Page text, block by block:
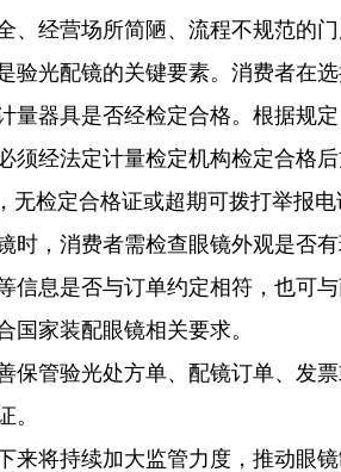
经营场所简陋、流程不规范的门
验光配镜的关键要素。消费者在
量器具是否经检定合格。根据规
须经法定计量检定机构检定合格
检定合格证或超期可拨打举报电
时，消费者需检查眼镜外观是否
信息是否与订单约定相符，也可
国家装配眼镜相关要求。
保管验光处方单、配镜订单、发
。
来将持续加大监管力度，推动眼